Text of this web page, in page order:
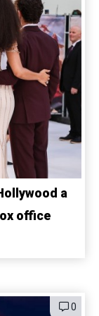
a
office
0